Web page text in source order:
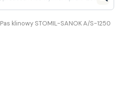
Pas klinowy STOMIL-SANOK A/S-1250